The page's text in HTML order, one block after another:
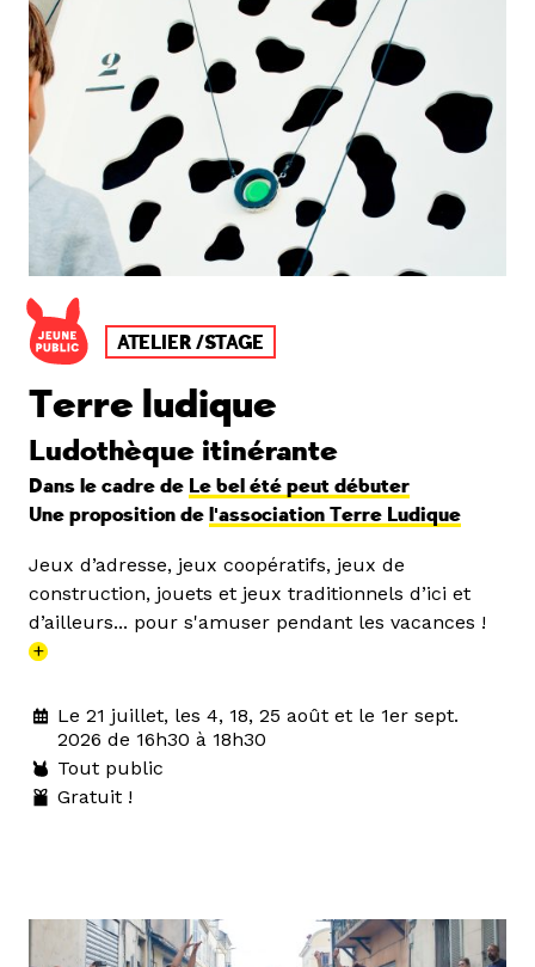
ATELIER /STAGE
Terre ludique
Ludothèque itinérante
Dans le cadre de Le bel été peut débuter
Une proposition de l'association Terre Ludique
Jeux d’adresse, jeux coopératifs, jeux de
construction, jouets et jeux traditionnels d’ici et
d’ailleurs... pour s'amuser pendant les vacances !
+
Le 21 juillet, les 4, 18, 25 août et le 1er sept.
2026 de 16h30 à 18h30
Tout public
Gratuit !